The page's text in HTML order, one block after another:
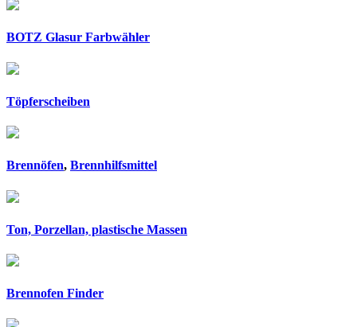
BOTZ Glasur Farbwähler
Töpferscheiben
Brennöfen, Brennhilfsmittel
Ton, Porzellan, plastische Massen
Brennofen Finder